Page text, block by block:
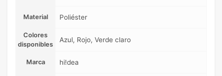
Material Poliéster
Colores
disponibles
Azul, Rojo, Verde claro
Marca hi!dea